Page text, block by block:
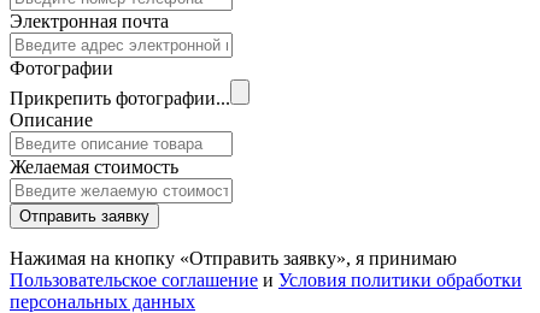
Электронная почта
Фотографии
Прикрепить фотографии...
Описание
Желаемая стоимость
Отправить заявку
Нажимая на кнопку «Отправить заявку», я принимаю
Пользовательское соглашение и Условия политики обработки
персональных данных